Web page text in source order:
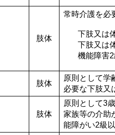
肢体
常時介護を必
下肢又は
下肢又は
機能障害
肢体
原則として学
必要な下肢又
肢体
原則として3
家族等の介助
能障がい2級